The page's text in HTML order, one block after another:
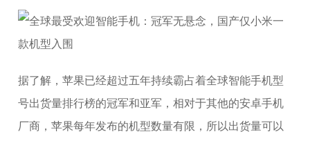
据了解，苹果已经超过五年持续霸占着全球智能手机型
号出货量排行榜的冠军和亚军，相对于其他的安卓手机
厂商，苹果每年发布的机型数量有限，所以出货量可以